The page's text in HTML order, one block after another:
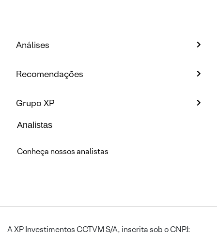
Análises
Recomendações
Grupo XP
Analistas
Conheça nossos analistas
A XP Investimentos CCTVM S/A, inscrita sob o CNPJ: